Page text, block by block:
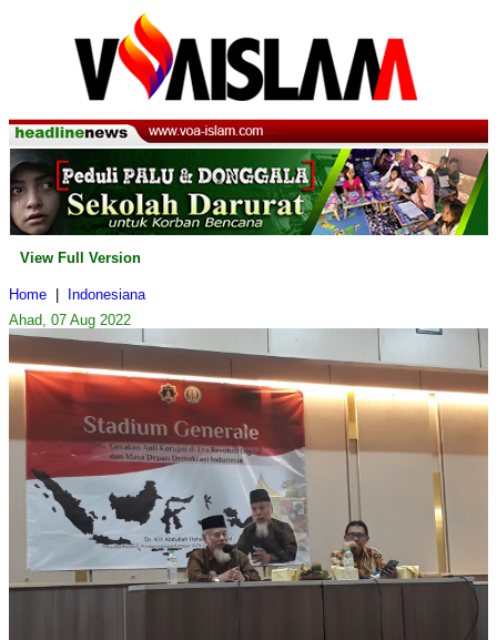
View Full Version
Home
Indonesiana
Ahad, 07 Aug 2022